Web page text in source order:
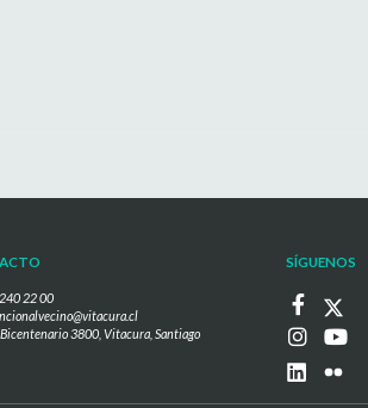
22 00
3800, Vitacura, Santiago
SÍGUENOS